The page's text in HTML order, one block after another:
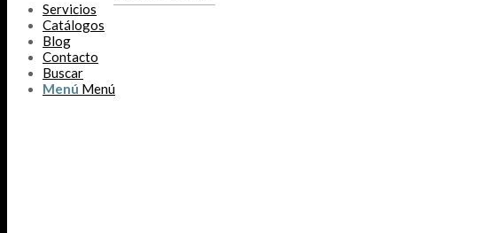
Servicios
Catálogos
Blog
Contacto
Buscar
Menú Menú